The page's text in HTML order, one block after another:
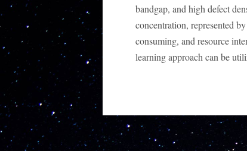
bandgap, and high defect
concentration, represented
consuming, and resource
learning approach can be